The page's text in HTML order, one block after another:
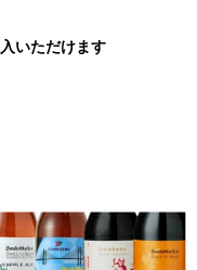
いただけます